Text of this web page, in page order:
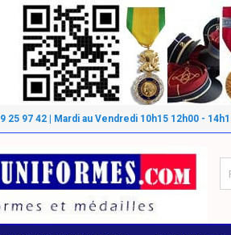
25 97 42 | Mardi au Vendredi 10h15 12h00 -